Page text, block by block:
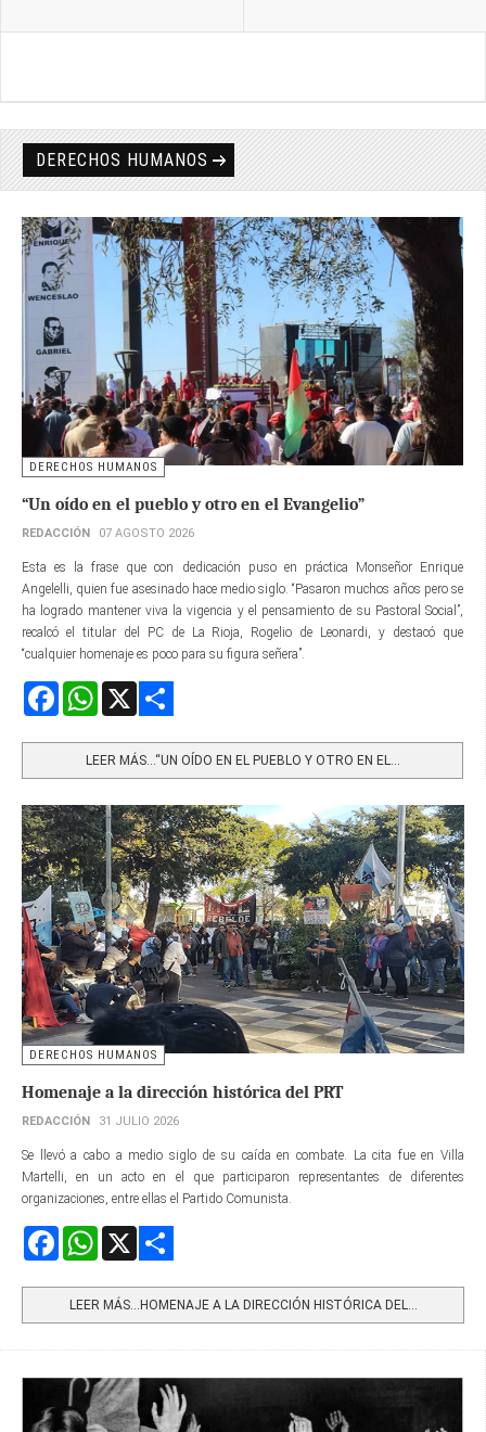
DERECHOS HUMANOS
DERECHOS HUMANOS
“Un oído en el pueblo y otro en el Evangelio”
REDACCIÓN 07 AGOSTO 2026
Esta es la frase que con dedicación puso en práctica Monseñor Enrique
Angelelli, quien fue asesinado hace medio siglo. “Pasaron muchos años pero se
ha logrado mantener viva la vigencia y el pensamiento de su Pastoral Social”,
recalcó el titular del PC de La Rioja, Rogelio de Leonardi, y destacó que
“cualquier homenaje es poco para su figura señera”.
FacebookWhatsApp
LEER MÁS…“UN OÍDO EN EL PUEBLO Y OTRO EN EL...
DERECHOS HUMANOS
Homenaje a la dirección histórica del PRT
REDACCIÓN 31 JULIO 2026
Se llevó a cabo a medio siglo de su caída en combate. La cita fue en Villa
Martelli, en un acto en el que participaron representantes de diferentes
organizaciones, entre ellas el Partido Comunista.
FacebookWhatsApp
LEER MÁS…HOMENAJE A LA DIRECCIÓN HISTÓRICA DEL...